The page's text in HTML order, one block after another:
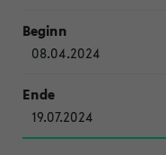
08.04.2024
19.07.2024